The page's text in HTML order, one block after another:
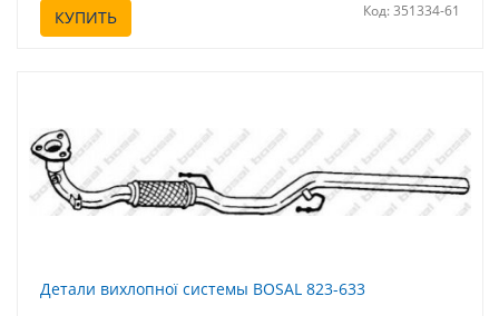
КУПИТЬ Код: 351334-61
Детали вихлопної системы BOSAL 823-633